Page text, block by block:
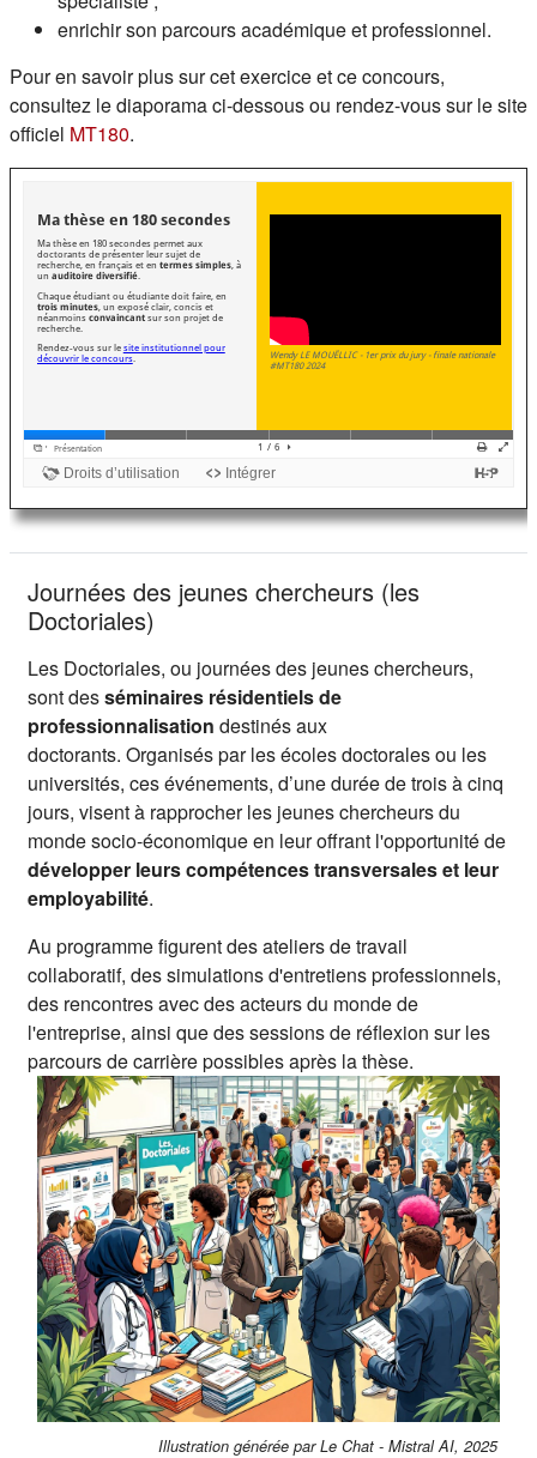
enrichir son parcours académique et professionnel.
Pour en savoir plus sur cet exercice et ce concours,
consultez le diaporama ci-dessous ou rendez-vous sur le site
officiel MT180(s'ouvre dans un nouvel onglet)
.
Journées des jeunes chercheurs (les
Doctoriales)
Les Doctoriales, ou journées des jeunes chercheurs,
sont desséminaires résidentiels de
professionnalisation destinés aux
doctorants. Organisés par les écoles doctorales ou les
universités, ces événements, d’une durée de trois à cinq
jours, visent à rapprocher les jeunes chercheurs du
monde socio-économique en leur offrant l'opportunité de
développer leurs compétences transversales et leur
employabilité.
Au programme figurent des ateliers de travail
collaboratif, des simulations d'entretiens professionnels,
des rencontres avec des acteurs du monde de
l'entreprise, ainsi que des sessions de réflexion sur les
parcours de carrière possibles après la thèse.
Illustration générée par Le Chat - Mistral AI, 2025